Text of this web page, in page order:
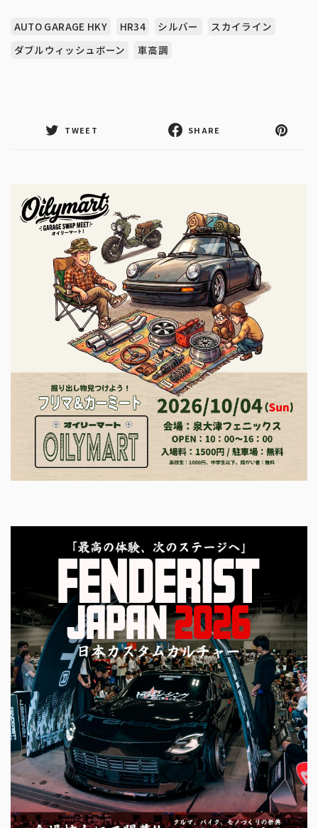
AUTO GARAGE HKY HR34 シルバー
スカイライン
ダブルウィッシュボーン
車高調
TWEET SHARE